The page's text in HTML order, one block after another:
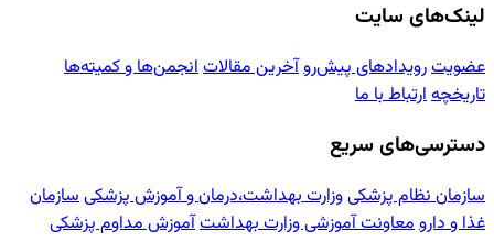
لینک‌های سایت
عضویترویدادهای پیش‌روآخرین مقالاتانجمن‌ها و کمیته‌ها
تاریخچهارتباط با ما
دسترسی‌های سریع
سازمان نظام پزشکیوزارت بهداشت،درمان و آموزش پزشکیسازمان
غذا و دارومعاونت آموزشی وزارت بهداشتآموزش مداوم پزشکی